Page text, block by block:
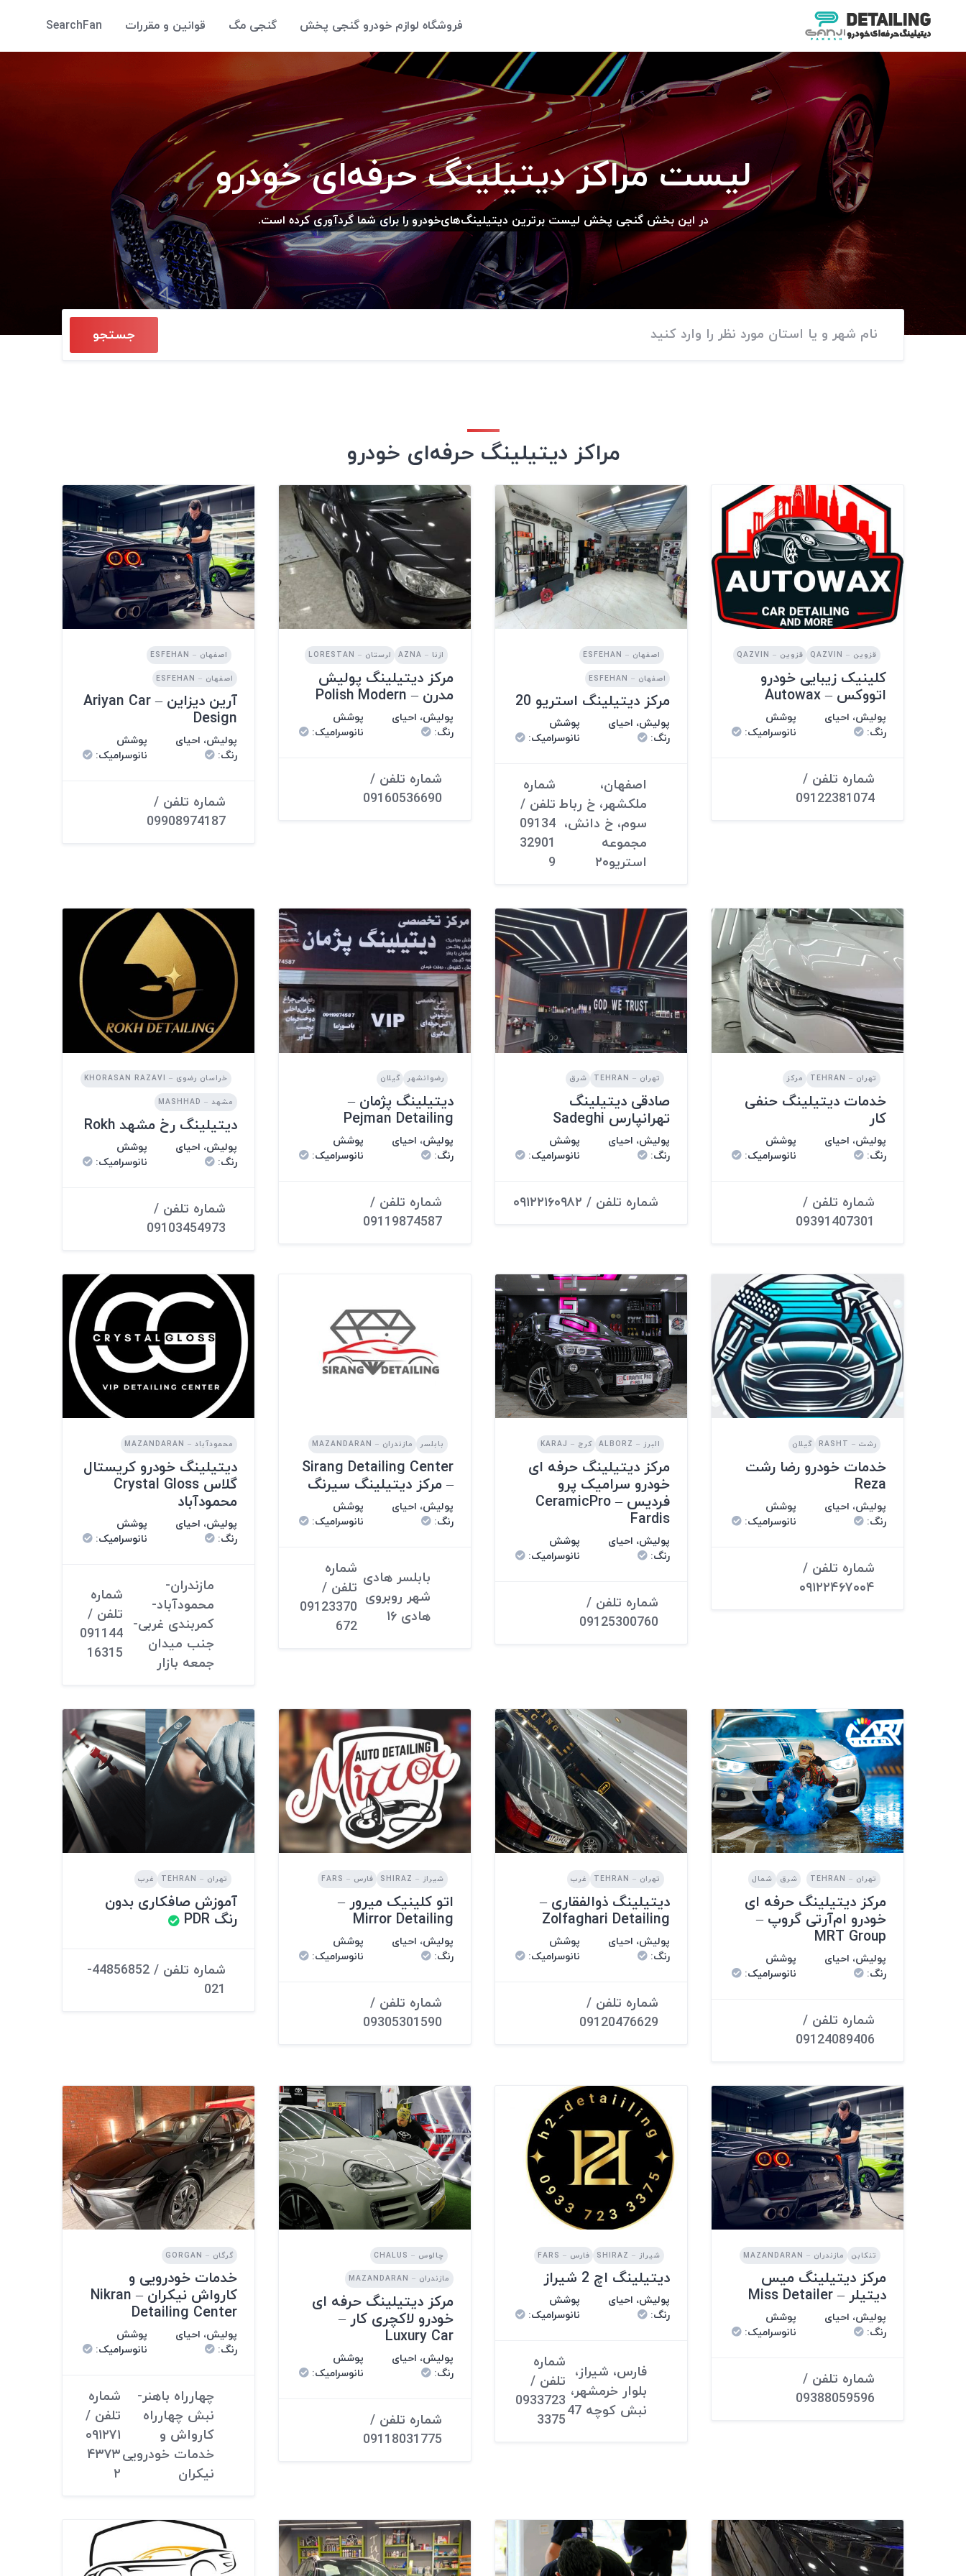
فروشگاه لوازم خودرو گنجی پخش گنجی مگ قوانین و مقررات SearchFan
لیست مراکز دیتیلینگ حرفه‌ای خودرو
در این بخش گنجی پخش لیست برترین دیتیلینگ‌های‌خودرو را برای شما گردآوری کرده است.
جستجو
مراکز دیتیلینگ حرفه‌ای خودرو
قزوین – QAZVIN قزوین – QAZVIN
کلینیک زیبایی خودرو
اتووکس – Autowax
پولیش، احیای
رنگ:
پوشش
نانوسرامیک:
شماره تلفن /
09122381074
اصفهان – ESFEHAN
اصفهان – ESFEHAN
مرکز دیتیلینگ استریو 20
پولیش، احیای
رنگ:
پوشش
نانوسرامیک:
اصفهان،
ملکشهر، خ رباط
سوم، خ دانش،
مجموعه
استریو۲۰
شماره
تلفن /
09134
32901
9
ازنا – AZNA لرستان – LORESTAN
مرکز دیتیلینگ پولیش
مدرن – Polish Modern
پولیش، احیای
رنگ:
پوشش
نانوسرامیک:
شماره تلفن /
09160536690
اصفهان – ESFEHAN
اصفهان – ESFEHAN
آرین دیزاین – Ariyan Car
Design
پولیش، احیای
رنگ:
پوشش
نانوسرامیک:
شماره تلفن /
09908974187
تهران – TEHRAN مرکز
خدمات دیتیلینگ حنفی
کار
پولیش، احیای
رنگ:
پوشش
نانوسرامیک:
شماره تلفن /
09391407301
تهران – TEHRAN شرق
صادقی دیتیلینگ
تهرانپارس Sadeghi
پولیش، احیای
رنگ:
پوشش
نانوسرامیک:
شماره تلفن / ۰۹۱۲۲۱۶۰۹۸۲
رضوانشهر گیلان
دیتیلینگ پژمان –
Pejman Detailing
پولیش، احیای
رنگ:
پوشش
نانوسرامیک:
شماره تلفن /
09119874587
خراسان رضوی – KHORASAN RAZAVI
مشهد – MASHHAD
دیتیلینگ رخ مشهد Rokh
پولیش، احیای
رنگ:
پوشش
نانوسرامیک:
شماره تلفن /
09103454973
رشت – RASHT گیلان
خدمات خودرو رضا رشت
Reza
پولیش، احیای
رنگ:
پوشش
نانوسرامیک:
شماره تلفن /
۰۹۱۲۲۴۶۷۰۰۴
البرز – ALBORZ کرج – KARAJ
مرکز دیتیلینگ حرفه ای
خودرو سرامیک پرو
فردیس – CeramicPro
Fardis
پولیش، احیای
رنگ:
پوشش
نانوسرامیک:
شماره تلفن /
09125300760
بابلسر مازندران – MAZANDARAN
Sirang Detailing Center
– مرکز دیتیلینگ سیرنگ
پولیش، احیای
رنگ:
پوشش
نانوسرامیک:
بابلسر هادی
شهر روبروی
هادی ۱۶
شماره
تلفن /
09123370
672
محمودآباد – MAZANDARAN
دیتیلینگ خودرو کریستال
گلاس Crystal Gloss
محمودآباد
پولیش، احیای
رنگ:
پوشش
نانوسرامیک:
مازندران-
محمودآباد-
کمربندی غربی-
جنب میدان
جمعه بازار
شماره
تلفن /
091144
16315
تهران – TEHRAN شرق شمال
مرکز دیتیلینگ حرفه ای
خودرو ام‌آر‌تی گروپ –
MRT Group
پولیش، احیای
رنگ:
پوشش
نانوسرامیک:
شماره تلفن /
09124089406
تهران – TEHRAN غرب
دیتیلینگ ذوالفقاری –
Zolfaghari Detailing
پولیش، احیای
رنگ:
پوشش
نانوسرامیک:
شماره تلفن /
09120476629
شیراز – SHIRAZ فارس – FARS
اتو کلینیک میرور –
Mirror Detailing
پولیش، احیای
رنگ:
پوشش
نانوسرامیک:
شماره تلفن /
09305301590
تهران – TEHRAN غرب
آموزش صافکاری بدون
رنگ PDR
شماره تلفن / 44856852-
021
تنکابن مازندران – MAZANDARAN
مرکز دیتیلینگ میس
دیتیلر – Miss Detailer
پولیش، احیای
رنگ:
پوشش
نانوسرامیک:
شماره تلفن /
09388059596
شیراز – SHIRAZ فارس – FARS
دیتیلینگ اچ 2 شیراز
پولیش، احیای
رنگ:
پوشش
نانوسرامیک:
فارس، شیراز،
بلوار خرمشهر،
نبش کوچه 47
شماره
تلفن /
0933723
3375
چالوس – CHALUS
مازندران – MAZANDARAN
مرکز دیتیلینگ حرفه ای
خودرو لاکچری کار –
Luxury Car
پولیش، احیای
رنگ:
پوشش
نانوسرامیک:
شماره تلفن /
09118031775
گرگان – GORGAN
خدمات خودرویی و
کارواش نیکران – Nikran
Detailing Center
پولیش، احیای
رنگ:
پوشش
نانوسرامیک:
چهارراه باهنر-
نبش چهارراه
کارواش و
خدمات خودرویی
نیکران
شماره
تلفن /
۰۹۱۲۷۱
۴۳۷۳
۲